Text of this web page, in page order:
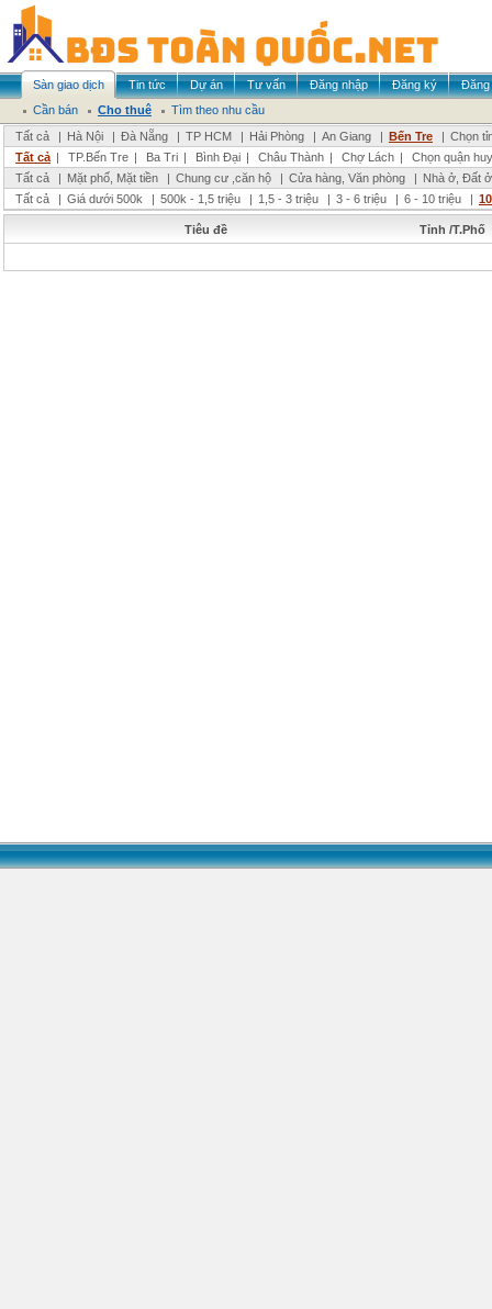
Sàn giao dịch Tin tức Dự án Tư vấn Đăng nhập Đăng ký
Đăng
Cần bán
Cho thuê
Tìm theo nhu cầu
Tất cả
| Hà Nội | Đà Nẵng | TP HCM | Hải Phòng | An Giang | Bến Tre | Chọn
Tất cả | TP.Bến Tre | Ba Tri | Bình Đại | Châu Thành | Chợ Lách |
Chọn quận
Tất cả
| Mặt phố, Mặt tiền | Chung cư ,căn hộ | Cửa hàng, Văn phòng | Nhà ở, Đất ở
Tất cả
| Giá dưới 500k | 500k - 1,5 triệu | 1,5 - 3 triệu | 3 - 6 triệu | 6 - 10 triệu |
Tiêu đề Tỉnh /T.Phố